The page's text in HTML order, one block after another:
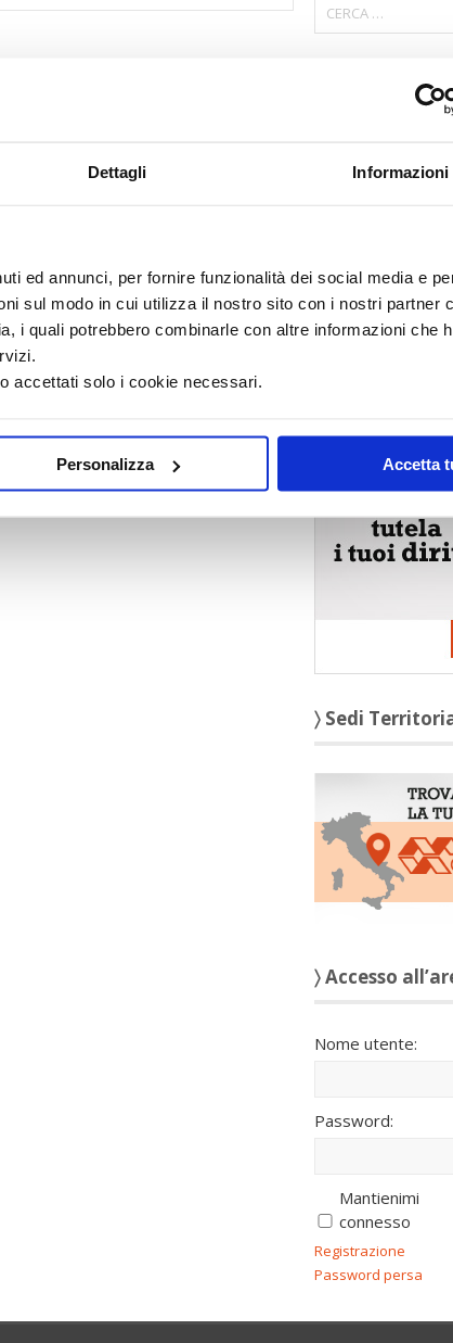
Dettagli
ed annunci, per fornire funzionalità dei social media e
sul modo in cui utilizza il nostro sito con i nostri partner
i quali potrebbero combinarle con altre informazioni che
accettati solo i cookie necessari.
Personalizza Accetta
〉 Area
〉 5 ragioni
〉 Sedi
〉 Accesso
Nome utente:
Password:
Mantienimi
connesso
Registrazione
Password persa